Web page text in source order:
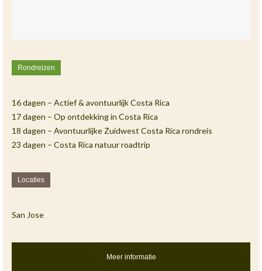
Rondreizen
16 dagen – Actief & avontuurlijk Costa Rica
17 dagen – Op ontdekking in Costa Rica
18 dagen – Avontuurlijke Zuidwest Costa Rica rondreis
23 dagen – Costa Rica natuur roadtrip
Locaties
San Jose
Meer informatie